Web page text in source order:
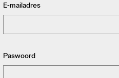
E-mailadres
Paswoord